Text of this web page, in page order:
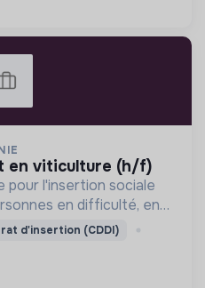
en viticulture (h/f)
l'insertion sociale
en difficulté, en
(viticulture, espaces
traitance, nettoyage)
d'insertion (CDDI)